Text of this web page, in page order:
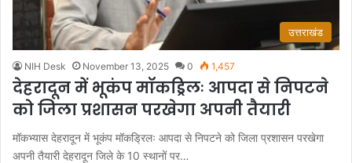
उत्तराखंड
NIH Desk November 13, 2025 0 1,457
देहरादून में भूकंप मॉकड्रिलः आपदा से निपटने
को जिला प्रशासन परखेगा अपनी तैयारी
मॉकभ्यास देहरादून में भूकंप मॉकड्रिलः आपदा से निपटने को जिला प्रशासन परखेगा
अपनी तैयारी देहरादून जिले के 10 स्थानों पर…